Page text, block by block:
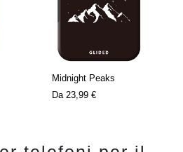
Midnight Peaks
Da 23,99 €